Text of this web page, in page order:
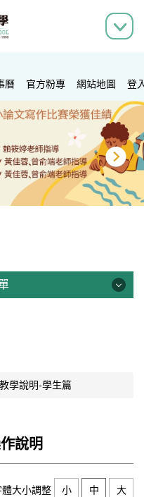
曆 官方粉專 網站地圖 登
學說明-學生篇
說明
體大小調整 小 中
大